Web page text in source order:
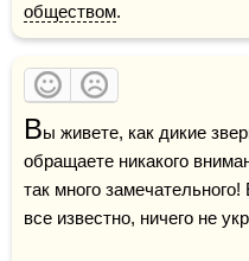
обществом.
Вы живете, как дикие
обращаете никакого
так много
все известно, ничего не